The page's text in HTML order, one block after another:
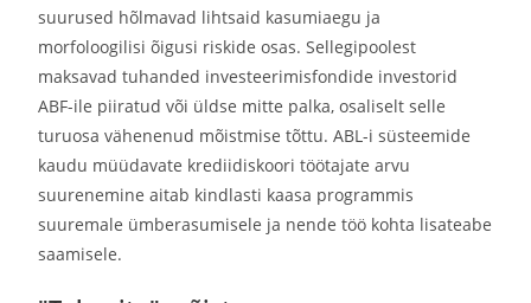
suurused hõlmavad lihtsaid kasumiaegu ja
morfoloogilisi õigusi riskide osas. Sellegipoolest
maksavad tuhanded investeerimisfondide investorid
ABF-ile piiratud või üldse mitte palka, osaliselt selle
turuosa vähenenud mõistmise tõttu. ABL-i süsteemide
kaudu müüdavate krediidiskoori töötajate arvu
suurenemine aitab kindlasti kaasa programmis
suuremale ümberasumisele ja nende töö kohta lisateabe
saamisele.